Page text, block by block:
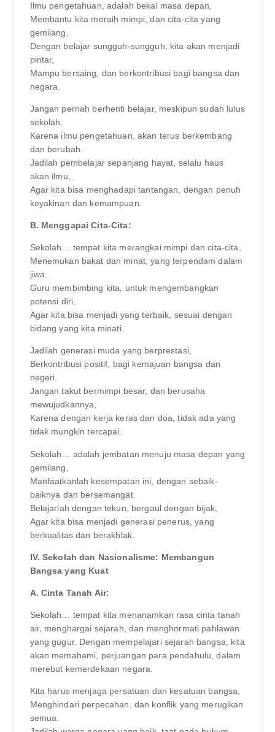
Ilmu pengetahuan, adalah bekal masa depan,
Membantu kita meraih mimpi, dan cita-cita yang
gemilang.
Dengan belajar sungguh-sungguh, kita akan menjadi
pintar,
Mampu bersaing, dan berkontribusi bagi bangsa dan
negara.
Jangan pernah berhenti belajar, meskipun sudah lulus
sekolah,
Karena ilmu pengetahuan, akan terus berkembang
dan berubah.
Jadilah pembelajar sepanjang hayat, selalu haus
akan ilmu,
Agar kita bisa menghadapi tantangan, dengan penuh
keyakinan dan kemampuan.
B. Menggapai Cita-Cita:
Sekolah… tempat kita merangkai mimpi dan cita-cita,
Menemukan bakat dan minat, yang terpendam dalam
jiwa.
Guru membimbing kita, untuk mengembangkan
potensi diri,
Agar kita bisa menjadi yang terbaik, sesuai dengan
bidang yang kita minati.
Jadilah generasi muda yang berprestasi,
Berkontribusi positif, bagi kemajuan bangsa dan
negeri.
Jangan takut bermimpi besar, dan berusaha
mewujudkannya,
Karena dengan kerja keras dan doa, tidak ada yang
tidak mungkin tercapai.
Sekolah… adalah jembatan menuju masa depan yang
gemilang,
Manfaatkanlah kesempatan ini, dengan sebaik-
baiknya dan bersemangat.
Belajarlah dengan tekun, bergaul dengan bijak,
Agar kita bisa menjadi generasi penerus, yang
berkualitas dan berakhlak.
IV. Sekolah dan Nasionalisme: Membangun
Bangsa yang Kuat
A. Cinta Tanah Air:
Sekolah… tempat kita menanamkan rasa cinta tanah
air, menghargai sejarah, dan menghormati pahlawan
yang gugur. Dengan mempelajari sejarah bangsa, kita
akan memahami, perjuangan para pendahulu, dalam
merebut kemerdekaan negara.
Kita harus menjaga persatuan dan kesatuan bangsa,
Menghindari perpecahan, dan konflik yang merugikan
semua.